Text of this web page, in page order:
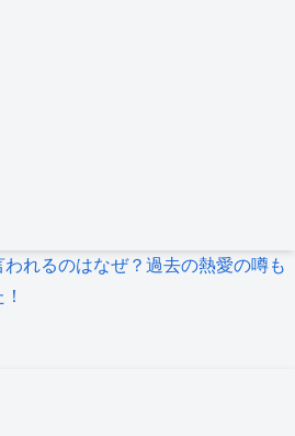
れるのはなぜ？過去の熱愛の噂も